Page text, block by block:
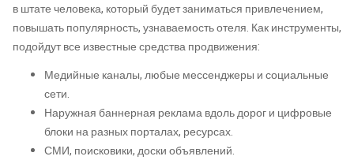
в штате человека, который будет заниматься привлечением,
повышать популярность, узнаваемость отеля. Как инструменты,
подойдут все известные средства продвижения:
Медийные каналы, любые мессенджеры и социальные
сети.
Наружная баннерная реклама вдоль дорог и цифровые
блоки на разных порталах, ресурсах.
СМИ, поисковики, доски объявлений.